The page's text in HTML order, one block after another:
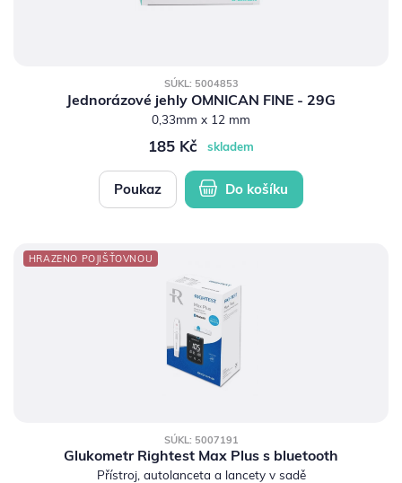
SÚKL: 5004853
Jednorázové jehly OMNICAN FINE - 29G
0,33mm x 12 mm
185 Kč skladem
Poukaz Do košíku
HRAZENO POJIŠŤOVNOU
SÚKL: 5007191
Glukometr Rightest Max Plus s bluetooth
Přístroj, autolanceta a lancety v sadě